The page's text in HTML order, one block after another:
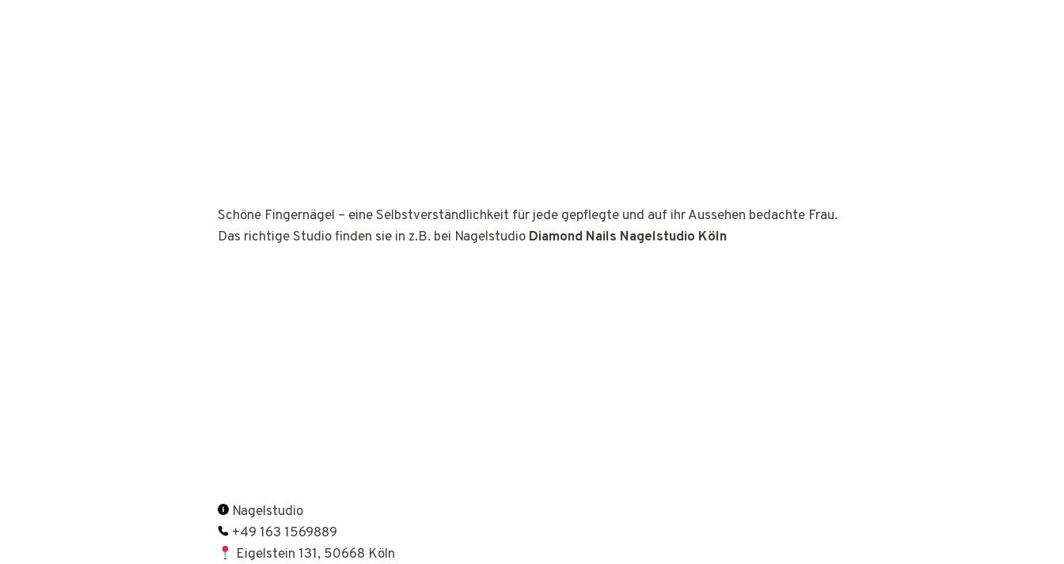
Schöne Fingernägel – eine Selbstverständlichkeit für jede gepflegte und auf ihr Aussehen bedachte Frau.
Das richtige Studio finden sie in z.B. bei Nagelstudio Diamond Nails Nagelstudio Köln
Nagelstudio
+49 163 1569889
Eigelstein 131, 50668 Köln